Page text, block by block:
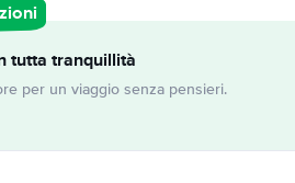
tutta tranquillità
per un viaggio senza pensieri.